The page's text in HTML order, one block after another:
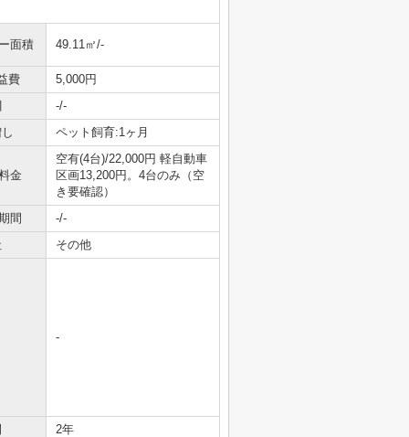
面積 49.11㎡/-
費
5,000円
-/-
ペット飼育:1ヶ月
金
空有(4台)/22,000円 軽自動車
区画13,200円。4台のみ（空
き要確認）
間
-/-
その他
-
2年